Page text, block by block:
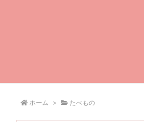
ホーム > たべもの